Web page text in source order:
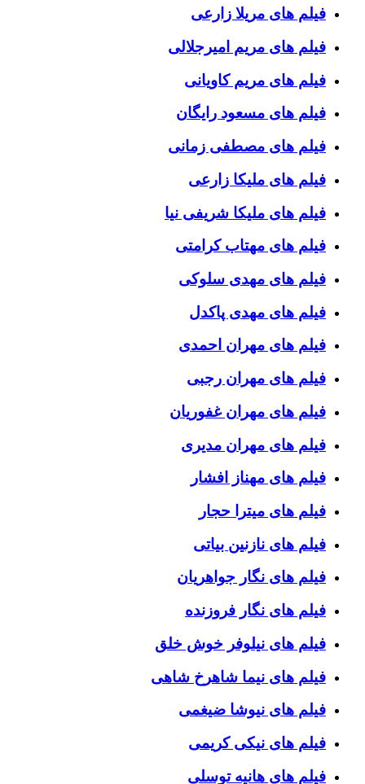
فیلم های مریلا زارعی
فیلم های مریم امیرجلالی
فیلم های مریم کاویانی
فیلم های مسعود رایگان
فیلم های مصطفی زمانی
فیلم های ملیکا زارعی
فیلم های ملیکا شریفی نیا
فیلم های مهتاب کرامتی
فیلم های مهدی سلوکی
فیلم های مهدی پاکدل
فیلم های مهران احمدی
فیلم های مهران رجبی
فیلم های مهران غفوریان
فیلم های مهران مدیری
فیلم های مهناز افشار
فیلم های میترا حجار
فیلم های نازنین بیاتی
فیلم های نگار جواهریان
فیلم های نگار فروزنده
فیلم های نیلوفر خوش خلق
فیلم های نیما شاهرخ شاهی
فیلم های نیوشا ضیغمی
فیلم های نیکی کریمی
فیلم های هانیه توسلی